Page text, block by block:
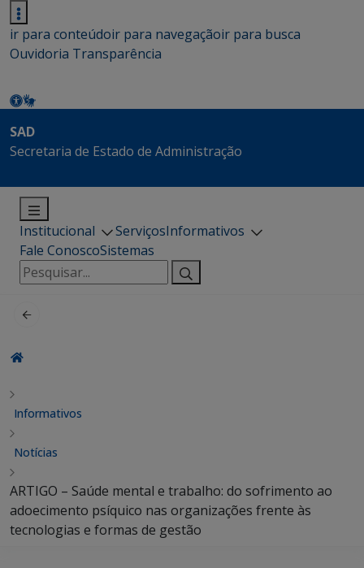
ir para conteúdoir para navegaçãoir para busca
Ouvidoria Transparência
SAD
Secretaria de Estado de Administração
Institucional ServiçosInformativos
Fale ConoscoSistemas
Pesquisar
por:
Informativos
Notícias
ARTIGO – Saúde mental e trabalho: do sofrimento ao
adoecimento psíquico nas organizações frente às
tecnologias e formas de gestão